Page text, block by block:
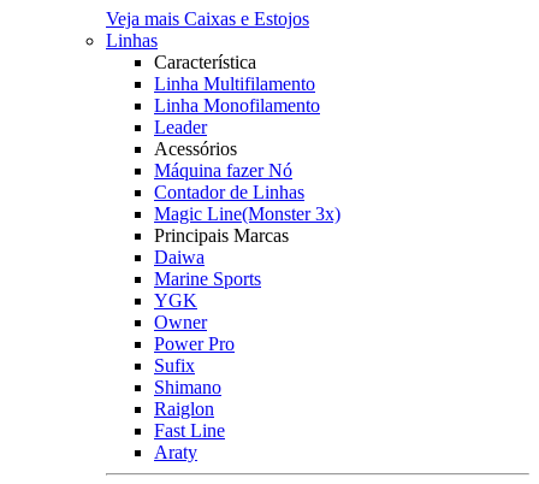
Veja mais Caixas e Estojos
Linhas
Característica
Linha Multifilamento
Linha Monofilamento
Leader
Acessórios
Máquina fazer Nó
Contador de Linhas
Magic Line(Monster 3x)
Principais Marcas
Daiwa
Marine Sports
YGK
Owner
Power Pro
Sufix
Shimano
Raiglon
Fast Line
Araty